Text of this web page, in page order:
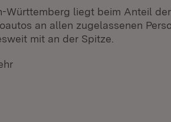
Württemberg liegt beim Anteil
an allen zugelassenen
mit an der Spitze.